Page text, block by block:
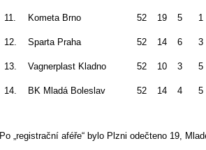
11. Kometa Brno 52 19 5 1
12. Sparta Praha 52 14 6 3
13. Vagnerplast Kladno 52 10 3 5
14. BK Mladá Boleslav 52 14 4 5
Po „registrační aféře“ bylo Plzni odečteno 19,